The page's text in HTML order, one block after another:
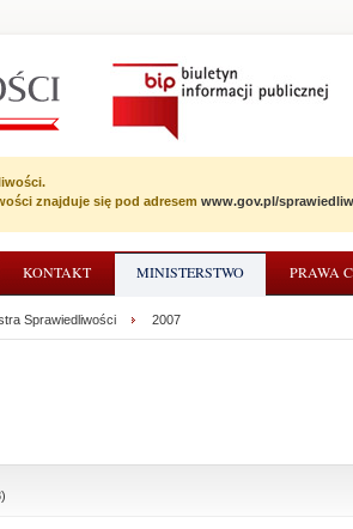
znajduje się pod adresem www.gov.pl/
KONTAKT MINISTERSTWO PRAWA
Sprawiedliwości 2007